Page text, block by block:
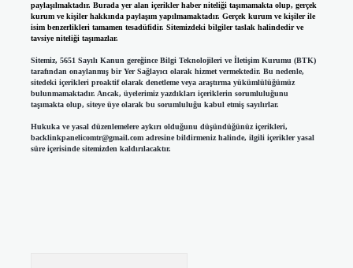
paylaşılmaktadır. Burada yer alan içerikler haber niteliği taşımamakta olup, gerçek
kurum ve kişiler hakkında paylaşım yapılmamaktadır. Gerçek kurum ve kişiler ile
isim benzerlikleri tamamen tesadüfidir. Sitemizdeki bilgiler taslak halindedir ve
tavsiye niteliği taşımazlar.
Sitemiz, 5651 Sayılı Kanun gereğince Bilgi Teknolojileri ve İletişim Kurumu (BTK)
tarafından onaylanmış bir Yer Sağlayıcı olarak hizmet vermektedir. Bu nedenle,
sitedeki içerikleri proaktif olarak denetleme veya araştırma yükümlülüğümüz
bulunmamaktadır. Ancak, üyelerimiz yazdıkları içeriklerin sorumluluğunu
taşımakta olup, siteye üye olarak bu sorumluluğu kabul etmiş sayılırlar.
Hukuka ve yasal düzenlemelere aykırı olduğunu düşündüğünüz içerikleri,
backlinkpanelicomtr@gmail.comadresine bildirmeniz halinde, ilgili içerikler yasal
süre içerisinde sitemizden kaldırılacaktır.